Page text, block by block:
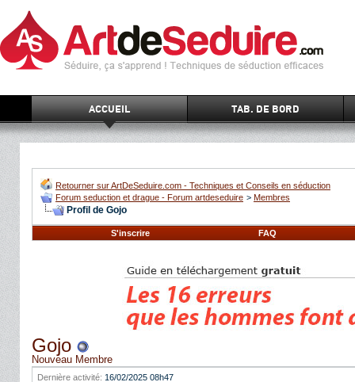
ACCUEIL TAB. DE BORD
Retourner sur ArtDeSeduire.com - Techniques et Conseils en séduction
Forum seduction et drague - Forum artdeseduire > Membres
Profil de Gojo
S'inscrire FAQ
Gojo
Nouveau Membre
Dernière activité: 16/02/2025 08h47